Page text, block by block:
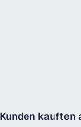
Kunden kauften